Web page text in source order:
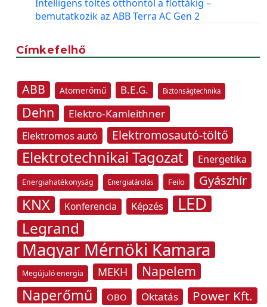
Intelligens töltés otthontól a flottákig –
bemutatkozik az ABB Terra AC Gen 2
Címkefelhő
ABB Atomerőmű B.E.G. Biztonságtechnika
Dehn
Elektro-Kamleithner
Elektromos autó
Elektromosautó-töltő
Elektrotechnikai Tagozat Energetika
Energiahatékonyság Energiatárolás Feilo Gyászhír
KNX Konferencia Képzés LED
Legrand
Magyar Mérnöki Kamara
Megújuló energia MEKH Napelem
Naperőmű OBO Oktatás Power Kft.